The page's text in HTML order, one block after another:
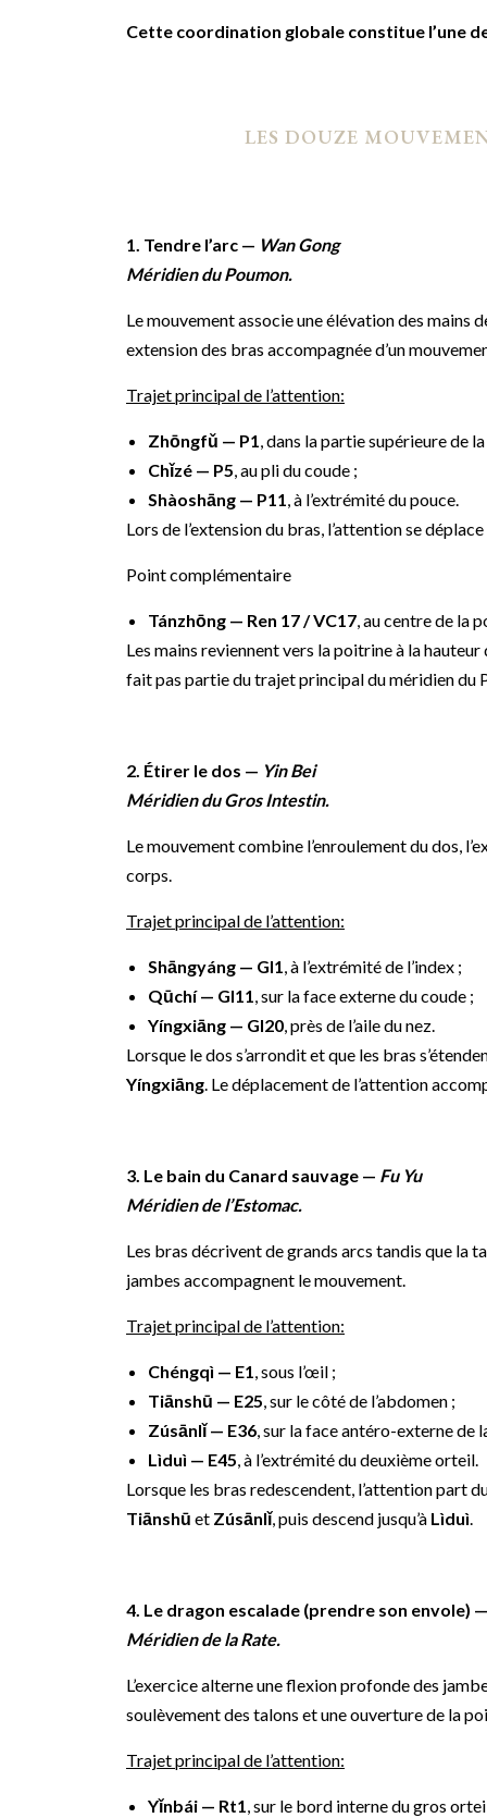
Cette coordination globale constitue l’une
LES DOUZE
1. Tendre l’arc — Wan Gong
Méridien du Poumon.
Le mouvement associe une élévation des mains
extension des bras accompagnée d’un
Trajet principal de l’attention:
Zhōngfǔ — P1, dans la partie supérieure de
Chǐzé — P5, au pli du coude ;
Shàoshāng — P11, à l’extrémité du pouce.
Lors de l’extension du bras, l’attention se
Point complémentaire
Tánzhōng — Ren 17 / VC17, au centre de la
Les mains reviennent vers la poitrine à la
fait pas partie du trajet principal du méridien du
2. Étirer le dos — Yin Bei
Méridien du Gros Intestin.
Le mouvement combine l’enroulement du dos,
corps.
Trajet principal de l’attention:
Shāngyáng — GI1, à l’extrémité de l’index ;
Qūchí — GI11, sur la face externe du coude ;
Yíngxiāng — GI20, près de l’aile du nez.
Lorsque le dos s’arrondit et que les bras
Yíngxiāng. Le déplacement de l’attention
3. Le bain du Canard sauvage — Fu Yu
Méridien de l’Estomac.
Les bras décrivent de grands arcs tandis que la
jambes accompagnent le mouvement.
Trajet principal de l’attention:
Chéngqì — E1, sous l’œil ;
Tiānshū — E25, sur le côté de l’abdomen ;
Zúsānlǐ — E36, sur la face antéro-externe de
Lìduì — E45, à l’extrémité du deuxième orteil.
Lorsque les bras redescendent, l’attention part
Tiānshū et Zúsānlǐ, puis descend jusqu’à Lìduì.
4. Le dragon escalade (prendre son envole)
Méridien de la Rate.
L’exercice alterne une flexion profonde des
soulèvement des talons et une ouverture de la
Trajet principal de l’attention:
Yǐnbái — Rt1, sur le bord interne du gros